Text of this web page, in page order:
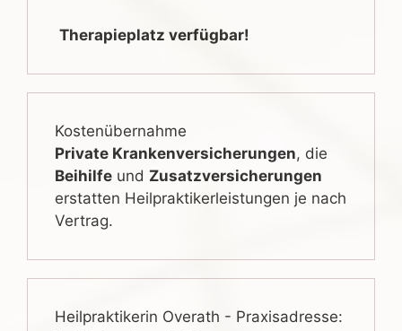
Therapieplatz verfügbar!
Kostenübernahme
Private Krankenversicherungen, die
Beihilfe und Zusatzversicherungen
erstatten Heilpraktikerleistungen je nach
Vertrag.
Heilpraktikerin Overath - Praxisadresse: